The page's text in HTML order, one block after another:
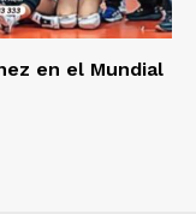
en el Mundial